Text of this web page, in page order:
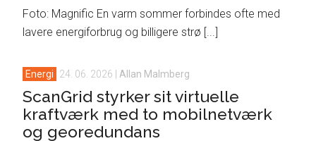
Foto: Magnific En varm sommer forbindes ofte med
lavere energiforbrug og billigere strø [...]
Energi 24. 06. 2026 Allan Malmberg
ScanGrid styrker sit virtuelle
kraftværk med to mobilnetværk
og georedundans